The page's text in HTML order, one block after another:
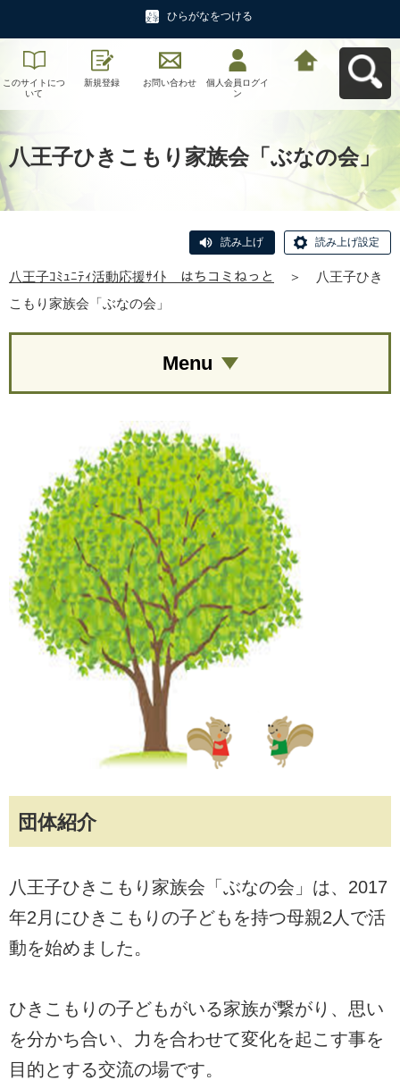
ひらがなをつける
このサイトにつ
いて
新規登録 お問い合わせ
個人会員ログイ
ン
八王子ひきこもり家族会「ぶなの会」
読み上げ 読み上げ設定
八王子ｺﾐｭﾆﾃｨ活動応援ｻｲﾄ はちコミねっと ＞
八王子ひき
こもり家族会「ぶなの会」
団体紹介
八王子ひきこもり家族会「ぶなの会」は、2017
年2月にひきこもりの子どもを持つ母親2人で活
動を始めました。
ひきこもりの子どもがいる家族が繋がり、思い
を分かち合い、力を合わせて変化を起こす事を
目的とする交流の場です。
Menu